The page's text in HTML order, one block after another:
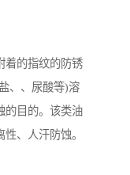
着的指纹的防锈
、、尿酸等)溶
的目的。该类油
、人汗防蚀。